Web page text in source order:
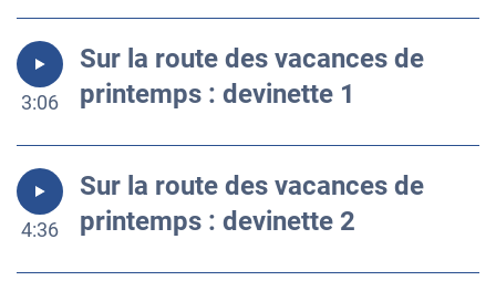
3:06
Sur la route des vacances de
printemps : devinette 1
4:36
Sur la route des vacances de
printemps : devinette 2